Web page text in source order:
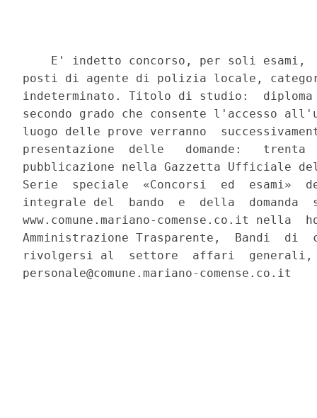
E' indetto concorso, per soli esami,
posti di agente di polizia locale,
indeterminato. Titolo di studio:
secondo grado che consente l'accesso
luogo delle prove verranno
presentazione  delle   domande:
pubblicazione nella Gazzetta Ufficiale
Serie  speciale  «Concorsi  ed  esami»
integrale del  bando  e  della
www.comune.mariano-comense.co.it nella
Amministrazione Trasparente,  Bandi  di
rivolgersi al  settore  affari  generali,
personale@comune.mariano-comense.co.it